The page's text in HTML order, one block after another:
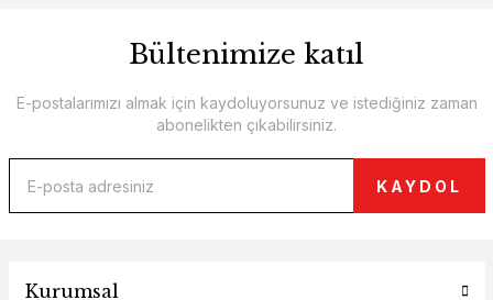
Bültenimize katıl
E-postalarımızı almak için kaydoluyorsunuz ve istediğiniz zaman
abonelikten çıkabilirsiniz.
KAYDOL
Kurumsal